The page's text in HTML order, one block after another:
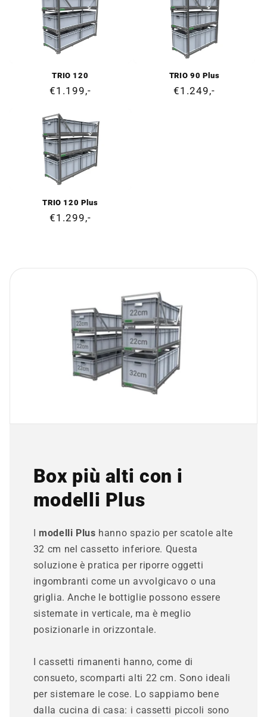
TRIO 120
Prezzo
listino
€1.199,-
TRIO 90 Plus
Prezzo
€1.249,-
TRIO 120 Plus
Prezzo
€1.299,-
Box più alti con i
modelli Plus
modelli Plus hanno spazio per scatole alte
32 cm nel cassetto inferiore. Questa
soluzione è pratica per riporre oggetti
ingombranti come un avvolgicavo o una
griglia. Anche le bottiglie possono essere
sistemate in verticale, ma è meglio
posizionarle in orizzontale.
I cassetti rimanenti hanno, come di
consueto, scomparti alti 22 cm. Sono ideali
per sistemare le cose. Lo sappiamo bene
dalla cucina di casa: i cassetti piccoli sono